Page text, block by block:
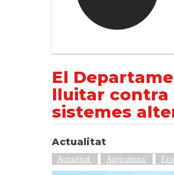
NOTÍCIES Actualitat